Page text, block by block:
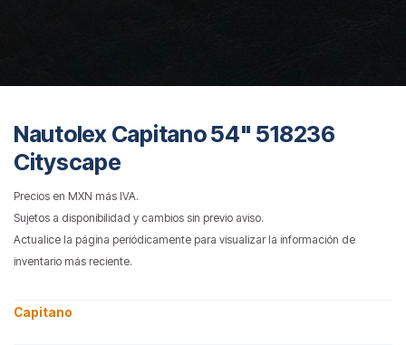
Nautolex Capitano 54" 518236
Cityscape
Precios en MXN más IVA.
Sujetos a disponibilidad y cambios sin previo aviso.
Actualice la página periódicamente para visualizar la información de
inventario más reciente.
Capitano